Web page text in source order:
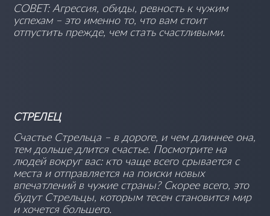
СОВЕТ: Агрессия, обиды, ревность к чужим
успехам – это именно то, что вам стоит
отпустить прежде, чем стать счастливыми.
СТРЕЛЕЦ
Счастье Стрельца – в дороге, и чем длиннее она,
тем дольше длится счастье. Посмотрите на
людей вокруг вас: кто чаще всего срывается с
места и отправляется на поиски новых
впечатлений в чужие страны? Скорее всего, это
будут Стрельцы, которым тесен становится мир
и хочется большего.